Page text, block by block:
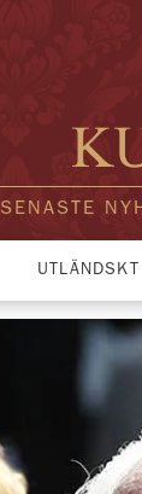
SENASTE
UTLÄNDSKT